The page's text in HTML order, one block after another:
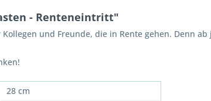
- Renteneintritt"
und Freunde, die in Rente gehen. Denn
28 cm